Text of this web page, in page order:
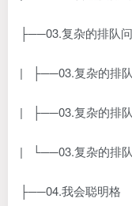
├──03.复杂的排队
| ├──03.复杂的排
| ├──03.复杂的排
| └──03.复杂的排
├──04.我会聪明格